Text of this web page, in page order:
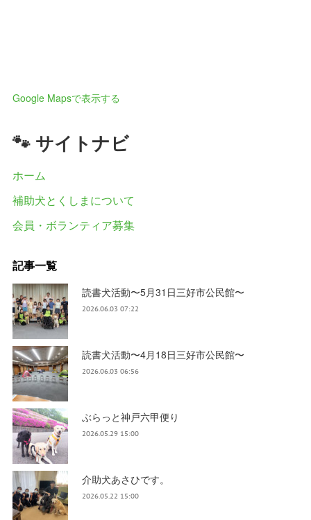
Google Mapsで表示する
🐾 サイトナビ
ホーム
補助犬とくしまについて
会員・ボランティア募集
記事一覧
読書犬活動〜5月31日三好市公民館〜
2026.06.03 07:22
読書犬活動〜4月18日三好市公民館〜
2026.06.03 06:56
ぶらっと神戸六甲便り
2026.05.29 15:00
介助犬あさひです。
2026.05.22 15:00